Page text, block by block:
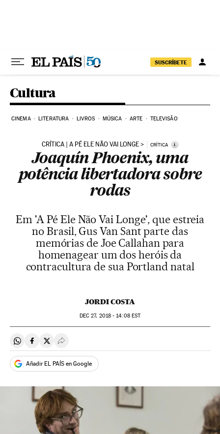
SUSCRÍBETE
Cultura
CINEMA LITERATURA LIVROS MÚSICA ARTE TELEVISÃO
CRÍTICA | A PÉ ELE NÃO VAI LONGE CRÍTICA i
Joaquín Phoenix, uma
potência libertadora sobre
rodas
Em 'A Pé Ele Não Vai Longe', que estreia
no Brasil, Gus Van Sant parte das
memórias de Joe Callahan para
homenagear um dos heróis da
contracultura de sua Portland natal
JORDI COSTA
DEC 27, 2018 - 14:08EST
Compartir en Whatsapp
Compartir en Facebook
Compartir en Twitter
Desplegar Redes Sociales
Añadir EL PAÍS en Google